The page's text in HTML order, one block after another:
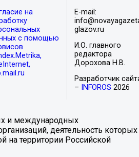
на
с помощью
E-mail:
glazov.ru
И.О. главного
редактора
Дорохова Н.В.
Разработчик
–
INFOROS 2026
и международных
деятельность которых
на территории Российской